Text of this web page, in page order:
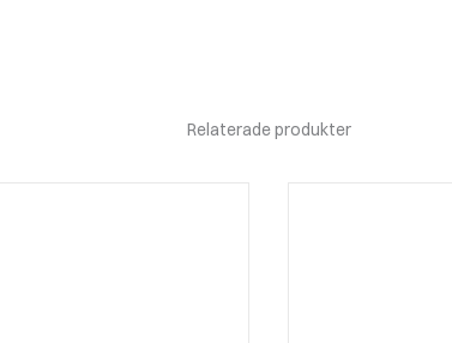
Relaterade produkter